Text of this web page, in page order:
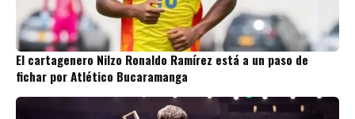
El cartagenero Nilzo Ronaldo Ramírez está a un paso de
fichar por Atlético Bucaramanga